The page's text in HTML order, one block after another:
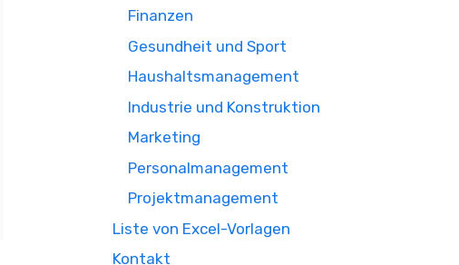
Finanzen
Gesundheit und Sport
Haushaltsmanagement
Industrie und Konstruktion
Marketing
Personalmanagement
Projektmanagement
Liste von Excel-Vorlagen
Kontakt